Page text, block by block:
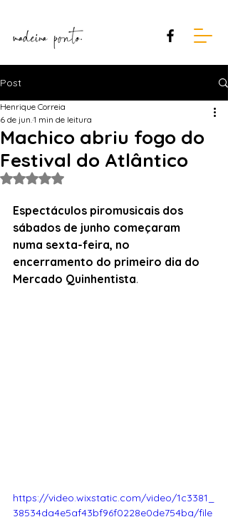
Post
Machico abriu fogo do
Festival do Atlântico
Henrique Correia
6 de jun.1 min de leitura
Avaliado com NaN de 5 estrelas.
Espectáculos piromusicais dos
sábados de junho começaram
numa sexta-feira, no
encerramento do primeiro dia do
Mercado Quinhentista.
https://video.wixstatic.com/video/1c3381_
38534da4e5af43bf96f0228e0de754ba/file